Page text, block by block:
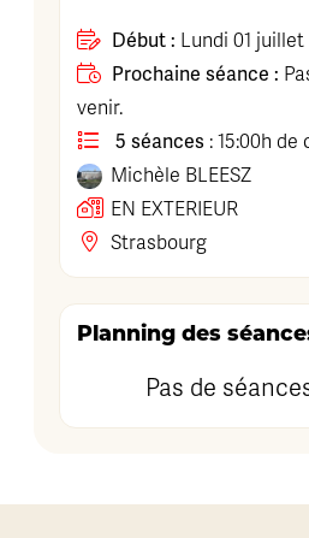
Début : Lundi 01 juillet
Prochaine séance :
venir.
5 séances : 15:00h
Michèle BLEESZ
EN EXTERIEUR
Strasbourg
Planning des
Pas de